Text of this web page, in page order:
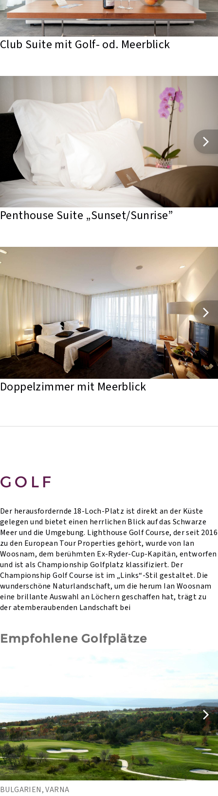
Club Suite mit Golf- od. Meerblick
Penthouse Suite „Sunset/Sunrise”
Doppelzimmer mit Meerblick
GOLF
Der herausfordernde 18-Loch-Platz ist direkt an der Küste
gelegen und bietet einen herrlichen Blick auf das Schwarze
Meer und die Umgebung. Lighthouse Golf Course, der seit 2016
zu den European Tour Properties gehört, wurde von Ian
Woosnam, dem berühmten Ex-Ryder-Cup-Kapitän, entworfen
und ist als Championship Golfplatz klassifiziert. Der
Championship Golf Course ist im „Links“-Stil gestaltet. Die
wunderschöne Naturlandschaft, um die herum Ian Woosnam
eine brillante Auswahl an Löchern geschaffen hat, trägt zu
der atemberaubenden Landschaft bei
Empfohlene Golfplätze
BULGARIEN, VARNA